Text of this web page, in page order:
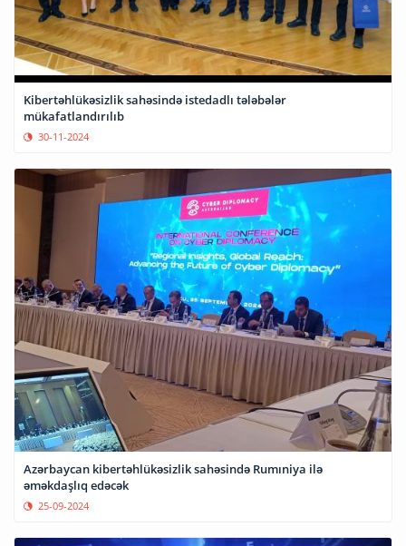
Kibertəhlükəsizlik sahəsində istedadlı tələbələr
mükafatlandırılıb
30-11-2024
Azərbaycan kibertəhlükəsizlik sahəsində Rumıniya ilə
əməkdaşlıq edəcək
25-09-2024